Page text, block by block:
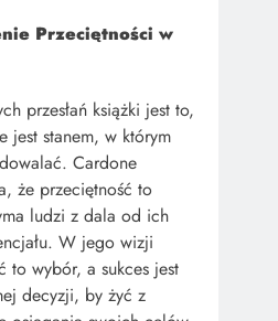
Przeciętności w
przesłań książki jest to,
jest stanem, w którym
Cardone
że przeciętność to
ludzi z dala od ich
W jego wizji
to wybór, a sukces jest
decyzji, by żyć z